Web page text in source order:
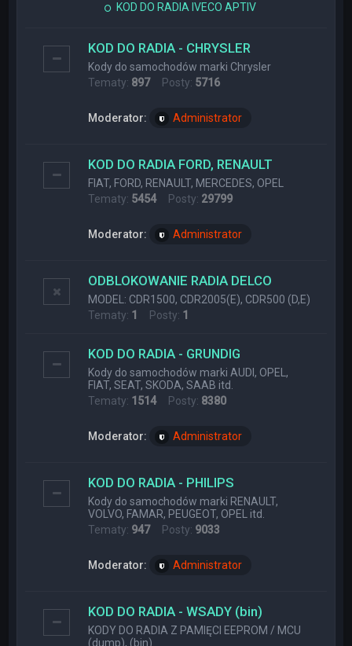
KOD DO RADIA IVECO APTIV
KOD DO RADIA - CHRYSLER
Kody do samochodów marki Chrysler
Tematy: 897Posty: 5716
Moderator: Administrator
KOD DO RADIA FORD, RENAULT
FIAT, FORD, RENAULT, MERCEDES, OPEL
Tematy: 5454Posty: 29799
Moderator: Administrator
ODBLOKOWANIE RADIA DELCO
MODEL: CDR1500, CDR2005(E), CDR500 (D,E)
Tematy: 1 Posty: 1
KOD DO RADIA - GRUNDIG
Kody do samochodów marki AUDI, OPEL,
FIAT, SEAT, SKODA, SAAB itd.
Tematy: 1514Posty: 8380
Moderator: Administrator
KOD DO RADIA - PHILIPS
Kody do samochodów marki RENAULT,
VOLVO, FAMAR, PEUGEOT, OPEL itd.
Tematy: 947Posty: 9033
Moderator: Administrator
KOD DO RADIA - WSADY (bin)
KODY DO RADIA Z PAMIĘCI EEPROM / MCU
(dump), (bin)